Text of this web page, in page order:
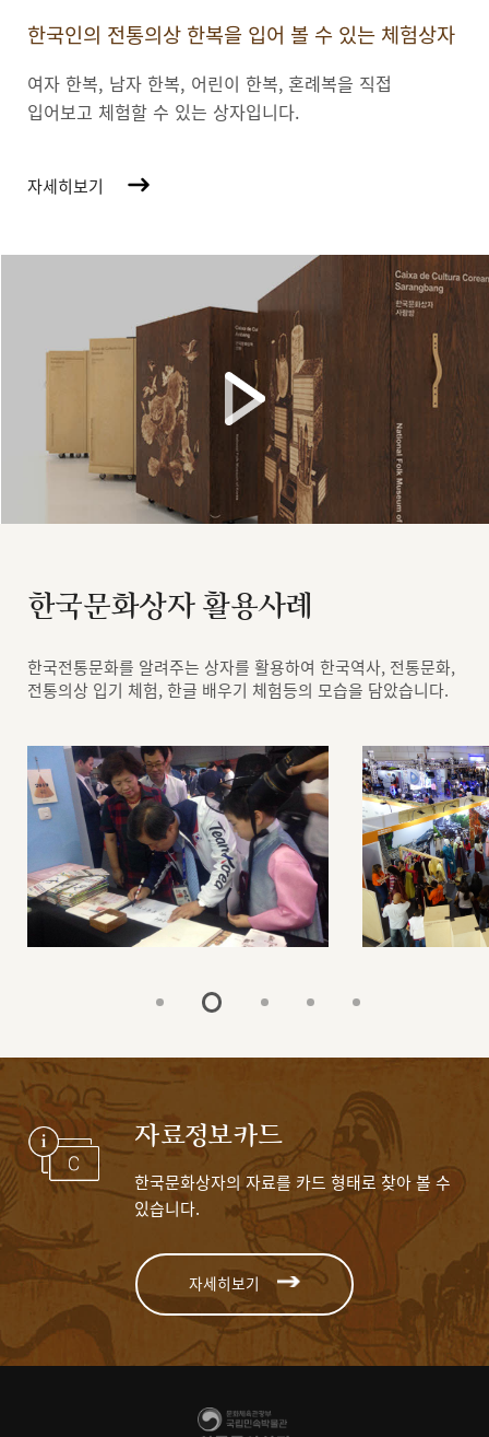
한국인의 전통의상 한복을 입어 볼 수 있는 체험상자
여자 한복, 남자 한복, 어린이 한복, 혼례복을 직접
입어보고 체험할 수 있는 상자입니다.
자세히보기
한국문화상자 활용사례
한국전통문화를 알려주는 상자를 활용하여 한국역사, 전통문화,
전통의상 입기 체험, 한글 배우기 체험등의 모습을 담았습니다.
자료정보카드
한국문화상자의 자료를 카드 형태로 찾아 볼 수
있습니다.
자세히보기